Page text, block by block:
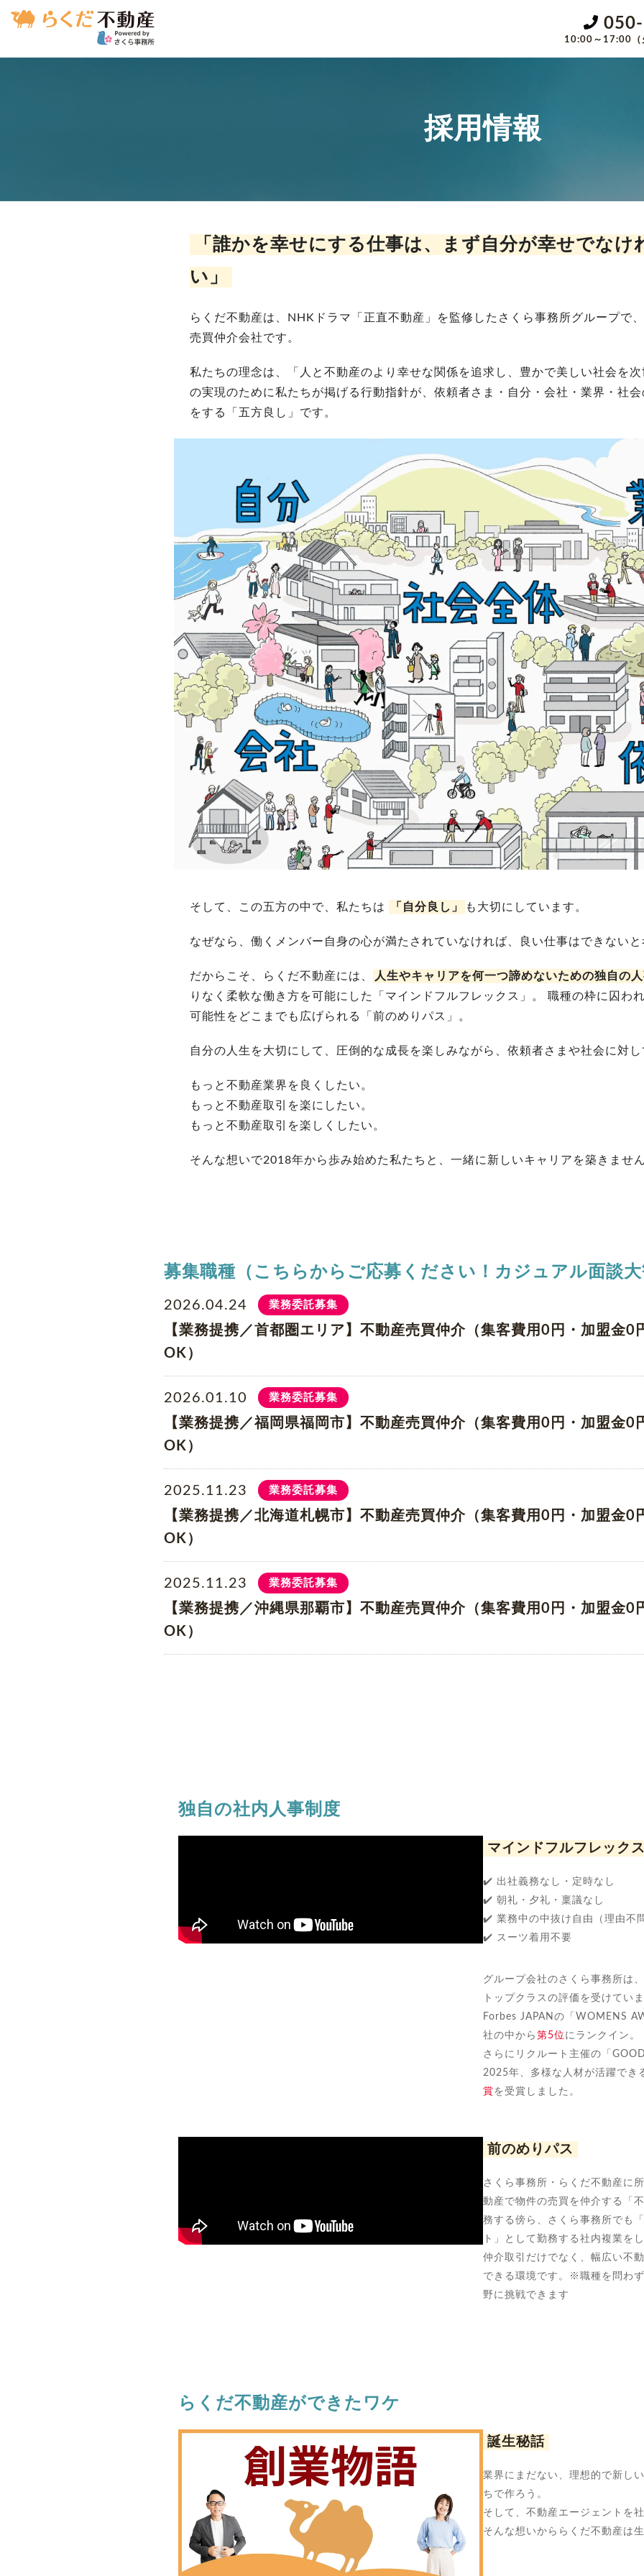
10:00～17:00（
採用情報
「誰かを幸せにする仕事は、まず自分が幸せでなけ
い」
らくだ不動産は、NHKドラマ「正直不動産」を監修したさくら事務所グループで
売買仲介会社です。
私たちの理念は、「人と不動産のより幸せな関係を追求し、豊かで美しい社会を
の実現のために私たちが掲げる行動指針が、依頼者さま・自分・会社・業界・社
をする「五方良し」です。
そして、この五方の中で、私たちは 「自分良し」 も大切にしています。
なぜなら、働くメンバー自身の心が満たされていなければ、良い仕事はできない
だからこそ、らくだ不動産には、
人生やキャリアを何一つ諦めないための独自の
りなく柔軟な働き方を可能にした「マインドフルフレックス」。 職種の枠に囚わ
可能性をどこまでも広げられる「前のめりパス」。
自分の人生を大切にして、圧倒的な成長を楽しみながら、依頼者さまや社会に対
もっと不動産業界を良くしたい。
もっと不動産取引を楽にしたい。
もっと不動産取引を楽しくしたい。
そんな想いで2018年から歩み始めた私たちと、一緒に新しいキャリアを築きませ
募集職種（こちらからご応募ください！カジュアル面談
2026.04.24 業務委託募集
【業務提携／首都圏エリア】不動産売買仲介（集客費用0円・加盟金0
OK）
2026.01.10 業務委託募集
【業務提携／福岡県福岡市】不動産売買仲介（集客費用0円・加盟金0
OK）
2025.11.23 業務委託募集
【業務提携／北海道札幌市】不動産売買仲介（集客費用0円・加盟金0
OK）
2025.11.23 業務委託募集
【業務提携／沖縄県那覇市】不動産売買仲介（集客費用0円・加盟金0
OK）
独自の社内人事制度
マインドフルフレック
✔️ 出社義務なし・定時なし
✔️ 朝礼・夕礼・稟議なし
✔️ 業務中の中抜け自由（理由不
✔️ スーツ着用不要
グループ会社のさくら事務所は
トップクラスの評価を受けてい
Forbes JAPANの「WOMENS
社の中から 第5位 にランクイン。
さらにリクルート主催の「
2025年、多様な人材が活躍でき
賞を受賞しました。
前のめりパス
さくら事務所・らくだ不動産に
動産で物件の売買を仲介する「
務する傍ら、さくら事務所でも
ト」として勤務する社内複業を
仲介取引だけでなく、幅広い不
できる環境です。※職種を問わ
野に挑戦できます
らくだ不動産ができたワケ
誕生秘話
業界にまだない、理想的で新し
ちで作ろう。
そして、不動産エージェントを
そんな想いかららくだ不動産は